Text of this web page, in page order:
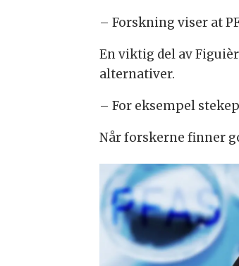
– Forskning viser at
En viktig del av
alternativer.
– For eksempel
Når forskerne finner